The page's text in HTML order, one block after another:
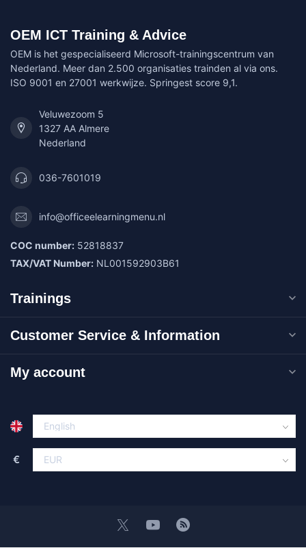
OEM ICT Training & Advice
OEM is het gespecialiseerd Microsoft-trainingscentrum van
Nederland. Meer dan 2.500 organisaties trainden al via ons.
ISO 9001 en 27001 werkwijze. Springest score 9,1.
Veluwezoom 5
1327 AA Almere
Nederland
036-7601019
info@officeelearningmenu.nl
COC number: 52818837
TAX/VAT Number: NL001592903B61
Trainings
Customer Service & Information
My account
€